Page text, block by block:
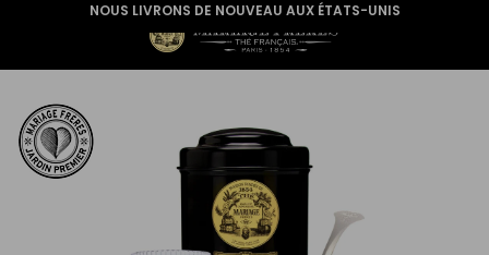
NOUS LIVRONS DE NOUVEAU AUX ÉTATS-UNIS